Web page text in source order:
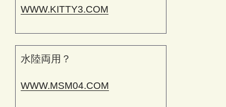
WWW.KITTY3.COM
水陸両用？
WWW.MSM04.COM